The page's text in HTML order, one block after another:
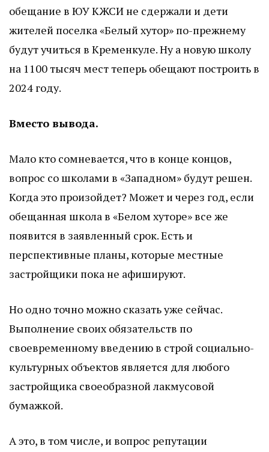
обещание в ЮУ КЖСИ не сдержали и дети
жителей поселка «Белый хутор» по-прежнему
будут учиться в Кременкуле. Ну а новую школу
на 1100 тысяч мест теперь обещают построить в
2024 году.
Вместо вывода.
Мало кто сомневается, что в конце концов,
вопрос со школами в «Западном» будут решен.
Когда это произойдет? Может и через год, если
обещанная школа в «Белом хуторе» все же
появится в заявленный срок. Есть и
перспективные планы, которые местные
застройщики пока не афишируют.
Но одно точно можно сказать уже сейчас.
Выполнение своих обязательств по
своевременному введению в строй социально-
культурных объектов является для любого
застройщика своеобразной лакмусовой
бумажкой.
А это, в том числе, и вопрос репутации